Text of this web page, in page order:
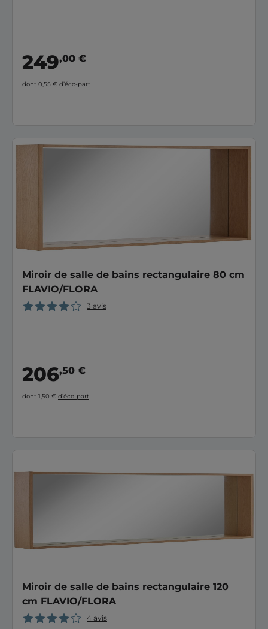
249,00 €
dont 0,55 € d’éco-part
Miroir de salle de bains rectangulaire 80 cm
FLAVIO/FLORA
3 avis
206,50 €
dont 1,50 € d’éco-part
Miroir de salle de bains rectangulaire 120
cm FLAVIO/FLORA
4 avis